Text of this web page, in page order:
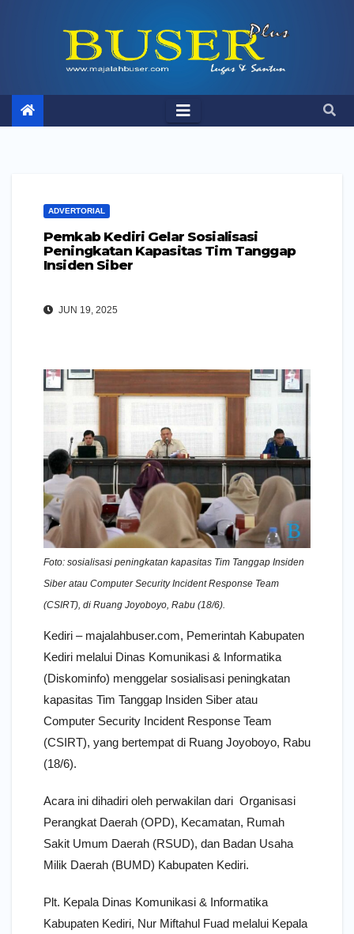
ADVERTORIAL
Pemkab Kediri Gelar Sosialisasi
Peningkatan Kapasitas Tim Tanggap
Insiden Siber
JUN 19, 2025
Foto: sosialisasi peningkatan kapasitas Tim Tanggap Insiden
Siber atau Computer Security Incident Response Team
(CSIRT), di Ruang Joyoboyo, Rabu (18/6).
Kediri – majalahbuser.com, Pemerintah Kabupaten
Kediri melalui Dinas Komunikasi & Informatika
(Diskominfo) menggelar sosialisasi peningkatan
kapasitas Tim Tanggap Insiden Siber atau
Computer Security Incident Response Team
(CSIRT), yang bertempat di Ruang Joyoboyo, Rabu
(18/6).
Acara ini dihadiri oleh perwakilan dari Organisasi
Perangkat Daerah (OPD), Kecamatan, Rumah
Sakit Umum Daerah (RSUD), dan Badan Usaha
Milik Daerah (BUMD) Kabupaten Kediri.
Plt. Kepala Dinas Komunikasi & Informatika
Kabupaten Kediri, Nur Miftahul Fuad melalui Kepala